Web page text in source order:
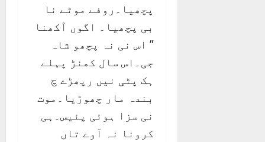
پچھیا۔روفے موٹے نا
بی پچھیا۔ اگوں آکھنا
” اس نی نہ پچھو شاہ
جی۔اس سال کھنڑ پہلے
ہک پٹی نیں رپھڑے چ
بندہ مار چھوڑیا۔موت
نی سزا ہوئی پئیس۔ہی
کرونا نہ آوے تاں